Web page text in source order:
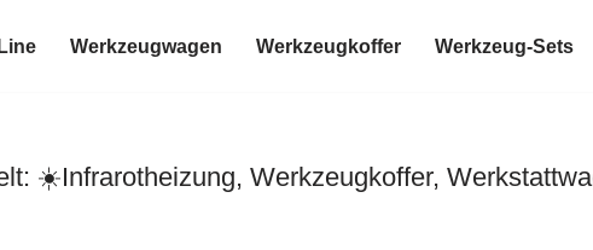
Werkzeugwagen Werkzeugkoffer Werkzeug-Sets
☀️Infrarotheizung, Werkzeugkoffer,